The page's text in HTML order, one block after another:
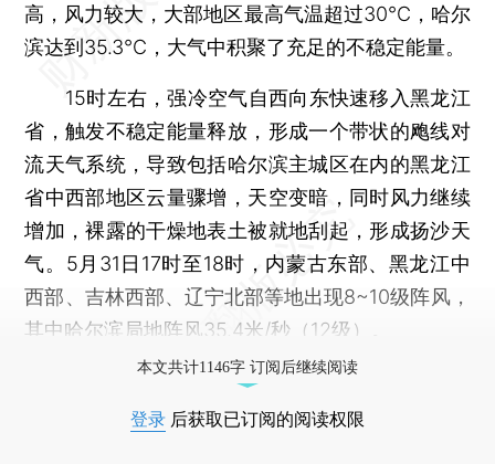
高，风力较大，大部地区最高气温超过30℃，哈尔
滨达到35.3℃，大气中积聚了充足的不稳定能量。
15时左右，强冷空气自西向东快速移入黑龙江
省，触发不稳定能量释放，形成一个带状的飑线对
流天气系统，导致包括哈尔滨主城区在内的黑龙江
省中西部地区云量骤增，天空变暗，同时风力继续
增加，裸露的干燥地表土被就地刮起，形成扬沙天
气。5月31日17时至18时，内蒙古东部、黑龙江中
西部、吉林西部、辽宁北部等地出现8~10级阵风，
其中哈尔滨局地阵风35.4米/秒（12级）。
本文共计1146字 订阅后继续阅读
登录 后获取已订阅的阅读权限